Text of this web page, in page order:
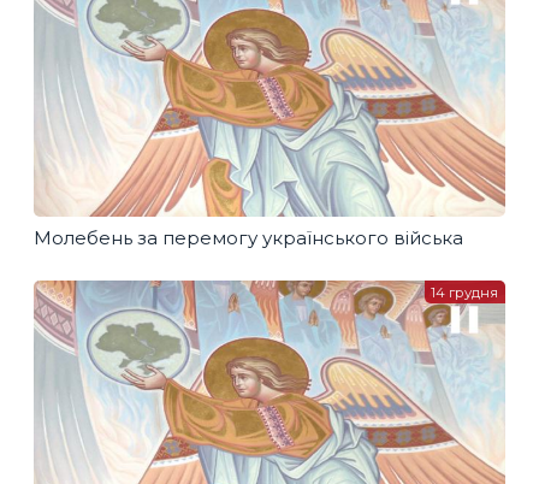
Молебень за перемогу українського війська
14 грудня